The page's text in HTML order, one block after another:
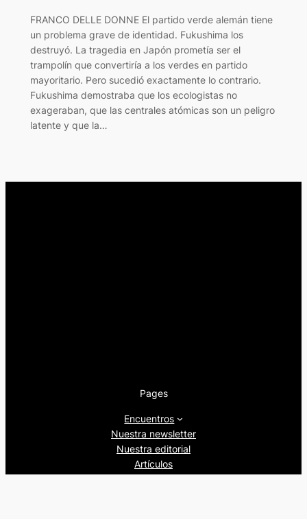
FRANCO DELLE DONNE El partido verde alemán tiene
un problema grave de identidad. Fukushima los
destruyó. La tragedia en Japón prometía ser el
trampolín que convertiría a los verdes en partido
mayoritario. Pero sucedió exactamente lo contrario.
Fukushima demostraba que los ecologistas no
exageraban, que las centrales atómicas son un peligro
latente y que la…
Pages
Encuentros
Nuestra newsletter
Nuestra editorial
Artículos